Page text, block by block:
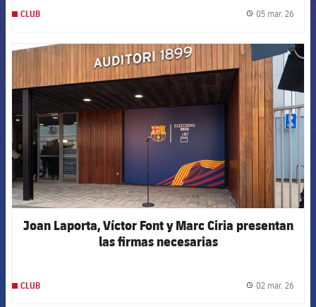
CLUB 05 mar. 26
FCB Barcelona badge
Joan Laporta, Víctor Font y Marc Ciria presentan
las firmas necesarias
CLUB 02 mar. 26